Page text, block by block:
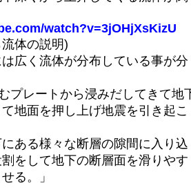
watch?v=3jOHjXsKizU
体の説明)
は広く流体が分布している事が分
プレートから浸みだしてきて地
地面を押し上げ地震を引き起こ
ある様々な断層の隙間に入り込
をして地下の断層面を滑りやす
る。」